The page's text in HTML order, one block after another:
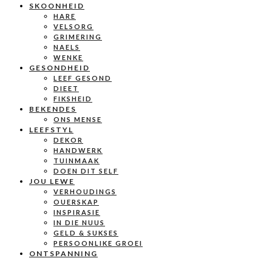
SKOONHEID
HARE
VELSORG
GRIMERING
NAELS
WENKE
GESONDHEID
LEEF GESOND
DIEET
FIKSHEID
BEKENDES
ONS MENSE
LEEFSTYL
DEKOR
HANDWERK
TUINMAAK
DOEN DIT SELF
JOU LEWE
VERHOUDINGS
OUERSKAP
INSPIRASIE
IN DIE NUUS
GELD & SUKSES
PERSOONLIKE GROEI
ONTSPANNING